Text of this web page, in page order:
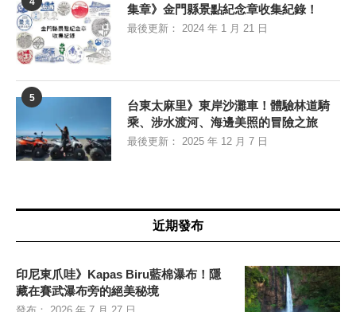
集章》金門縣景點紀念章收集紀錄！
最後更新： 2024 年 1 月 21 日
5
台東太麻里》東岸沙灘車！體驗林道騎
乘、涉水渡河、海邊美照的冒險之旅
最後更新： 2025 年 12 月 7 日
近期發布
印尼東爪哇》Kapas Biru藍棉瀑布！隱
藏在賽武瀑布旁的絕美秘境